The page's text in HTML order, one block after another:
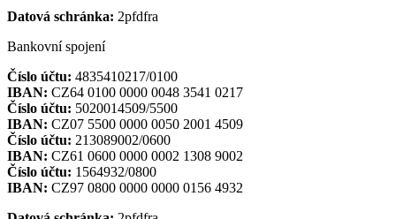
Datová schránka: 2pfdfra
Bankovní spojení
Číslo účtu: 4835410217/0100
IBAN: CZ64 0100 0000 0048 3541 0217
Číslo účtu: 5020014509/5500
IBAN: CZ07 5500 0000 0050 2001 4509
Číslo účtu: 213089002/0600
IBAN: CZ61 0600 0000 0002 1308 9002
Číslo účtu: 1564932/0800
IBAN: CZ97 0800 0000 0000 0156 4932